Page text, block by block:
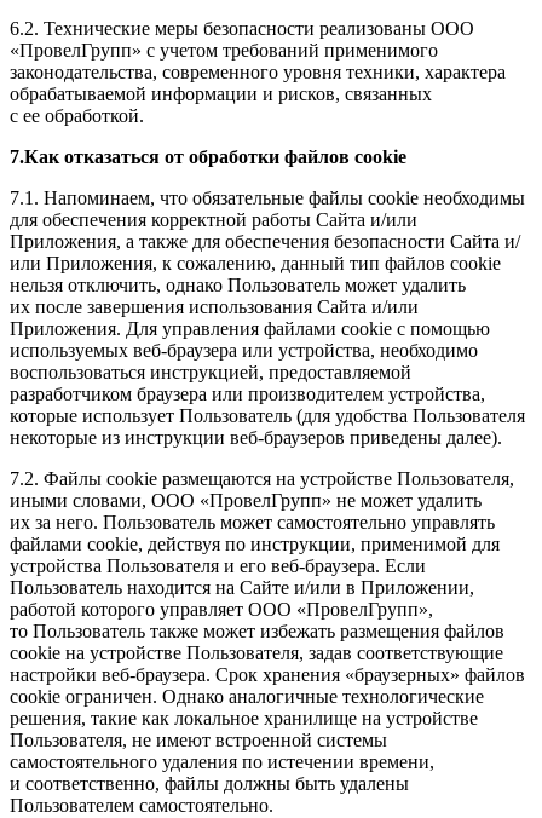
6.2. Технические меры безопасности реализованы ООО
«ПровелГрупп» с учетом требований применимого
законодательства, современного уровня техники, характера
обрабатываемой информации и рисков, связанных
с ее обработкой.
7.Как отказаться от обработки файлов cookie
7.1. Напоминаем, что обязательные файлы cookie необходимы
для обеспечения корректной работы Сайта и/или
Приложения, а также для обеспечения безопасности Сайта и/
или Приложения, к сожалению, данный тип файлов cookie
нельзя отключить, однако Пользователь может удалить
их после завершения использования Сайта и/или
Приложения. Для управления файлами cookie с помощью
используемых веб-браузера или устройства, необходимо
воспользоваться инструкцией, предоставляемой
разработчиком браузера или производителем устройства,
которые использует Пользователь (для удобства Пользователя
некоторые из инструкции веб-браузеров приведены далее).
7.2. Файлы cookie размещаются на устройстве Пользователя,
иными словами, ООО «ПровелГрупп» не может удалить
их за него. Пользователь может самостоятельно управлять
файлами cookie, действуя по инструкции, применимой для
устройства Пользователя и его веб-браузера. Если
Пользователь находится на Сайте и/или в Приложении,
работой которого управляет ООО «ПровелГрупп»,
то Пользователь также может избежать размещения файлов
cookie на устройстве Пользователя, задав соответствующие
настройки веб-браузера. Срок хранения «браузерных» файлов
cookie ограничен. Однако аналогичные технологические
решения, такие как локальное хранилище на устройстве
Пользователя, не имеют встроенной системы
самостоятельного удаления по истечении времени,
и соответственно, файлы должны быть удалены
Пользователем самостоятельно.